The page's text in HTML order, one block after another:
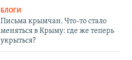
БЛОГИ
Письма крымчан. Что-то стало
меняться в Крыму: где же теперь
укрыться?